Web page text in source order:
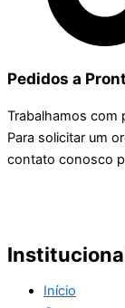
Pedidos a
Trabalhamos com
Para solicitar um
contato conosco
Início